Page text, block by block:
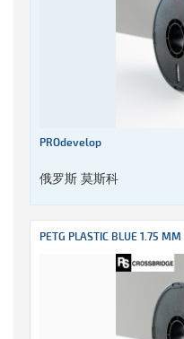
PROdevelop
俄罗斯 莫斯科
PETG PLASTIC BLUE 1.75 MM